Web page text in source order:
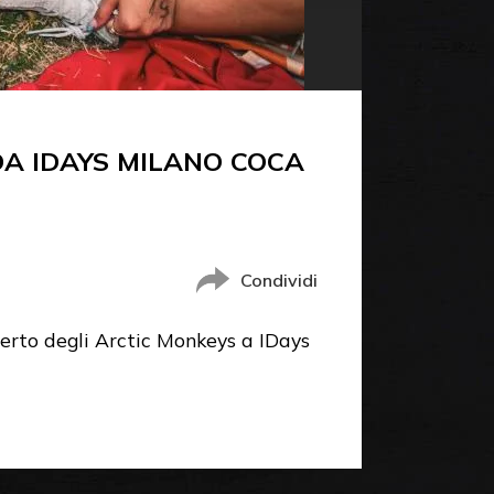
IDAYS MILANO COCA
Condividi
degli Arctic Monkeys a IDays